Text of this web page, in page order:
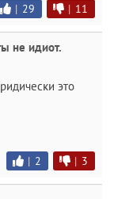
| 29 | 11
не идиот.
это
| 2 | 3